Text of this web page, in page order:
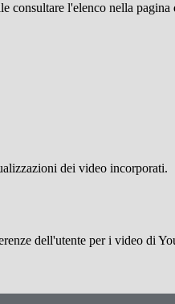
consultare l'elenco nella
dei video incorporati.
dell'utente per i video di